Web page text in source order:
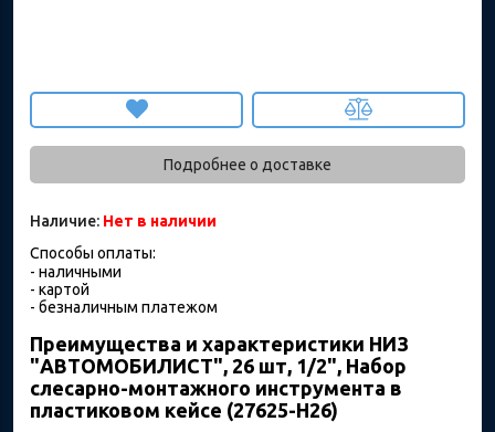
Подробнее о доставке
Наличие: Нет в наличии
Способы оплаты:
- наличными
- картой
- безналичным платежом
Преимущества и характеристики НИЗ
"АВТОМОБИЛИСТ", 26 шт, 1/2", Набор
слесарно-монтажного инструмента в
пластиковом кейсе (27625-H26)